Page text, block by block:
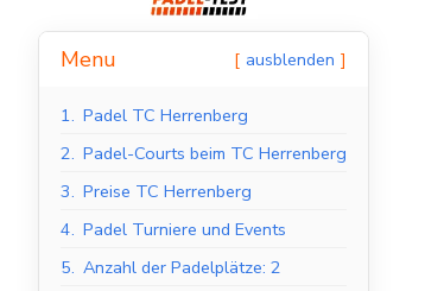
Menu ausblenden
1. Padel TC Herrenberg
2. Padel-Courts beim TC Herrenberg
3. Preise TC Herrenberg
4. Padel Turniere und Events
5. Anzahl der Padelplätze: 2